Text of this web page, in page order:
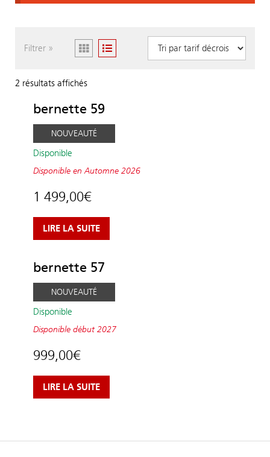
Filtrer »
2 résultats affichésTrié
prix
décroissant
bernette 59
NOUVEAUTÉ
Disponible
Disponible en Automne 2026
1 499,00€
LIRE LA SUITE
bernette 57
NOUVEAUTÉ
Disponible
Disponible début 2027
999,00€
LIRE LA SUITE